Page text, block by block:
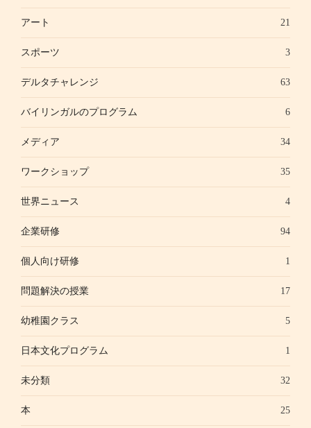
アート 21
スポーツ 3
デルタチャレンジ 63
バイリンガルのプログラム 6
メディア 34
ワークショップ 35
世界ニュース 4
企業研修 94
個人向け研修 1
問題解決の授業 17
幼稚園クラス 5
日本文化プログラム 1
未分類 32
本 25